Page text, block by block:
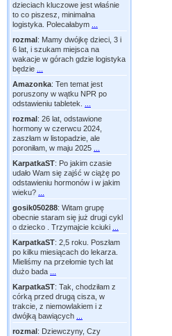
dzieciach kluczowe jest właśnie
to co piszesz, minimalna
logistyka. Polecałabym
rozmal: Mamy dwójkę dzieci, 3 i
6 lat, i szukam miejsca na
wakacje w górach gdzie logistyka
będzie
Amazonka: Ten temat jest
poruszony w wątku NPR po
odstawieniu tabletek.
rozmal: 26 lat, odstawione
hormony w czerwcu 2024,
zaszłam w listopadzie, ale
poroniłam, w maju 2025
KarpatkaST: Po jakim czasie
udało Wam się zajść w ciążę po
odstawieniu hormonów i w jakim
wieku?
gosik050288: Witam grupę
obecnie staram się już drugi cykl
o dziecko . Trzymajcie kciuki
KarpatkaST: 2,5 roku. Poszłam
po kilku miesiącach do lekarza.
Mieliśmy na przełomie tych lat
dużo bada
KarpatkaST: Tak, chodziłam z
córką przed drugą cisza, w
trakcie, z niemowlakiem i z
dwójką bawiących
rozmal: Dziewczyny, Czy